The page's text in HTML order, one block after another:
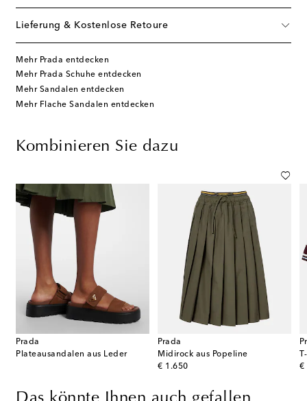
Lieferung & Kostenlose Retoure
Mehr Prada entdecken
Mehr Prada Schuhe entdecken
Mehr Sandalen entdecken
Mehr Flache Sandalen entdecken
Kombinieren Sie dazu
Prada
Plateausandalen aus Leder
Prada
Midirock aus Popeline
€ 1.650
original price
€